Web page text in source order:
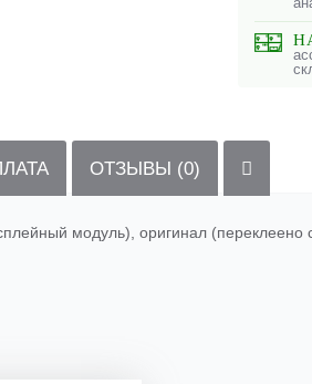
ОТЗЫВЫ (0)
модуль), оригинал (переклеено